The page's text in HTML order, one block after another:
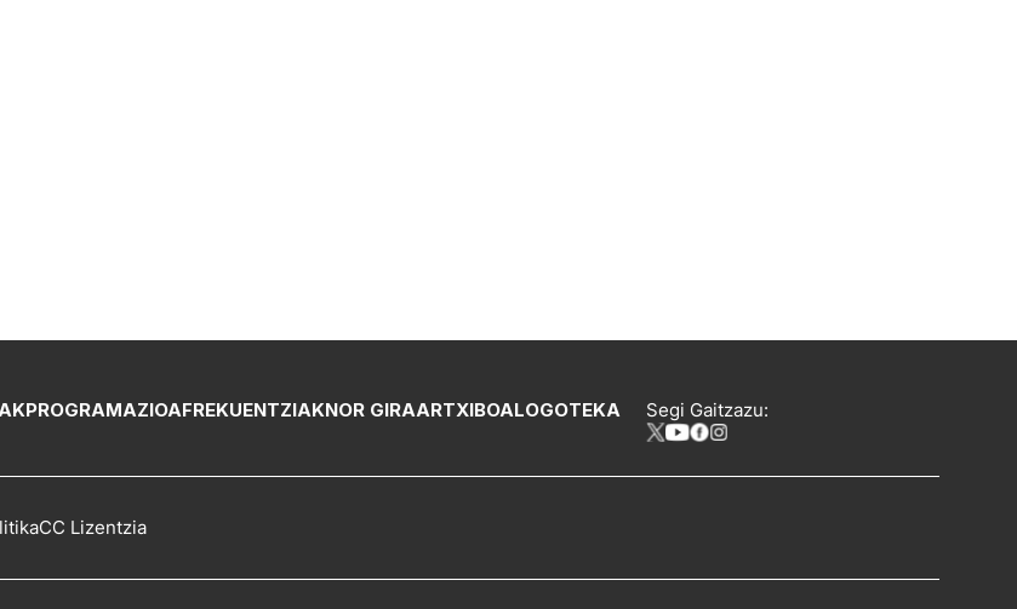
PROGRAMAZIOAFREKUENTZIAKNOR GIRAARTXIBOALOGOTEKA
Segi Gaitzazu:
CC Lizentzia